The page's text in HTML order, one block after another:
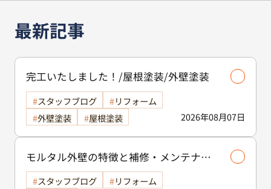
最新記事
完工いたしました！/屋根塗装/外壁塗装
2026年08月07日
スタッフブログ
リフォーム
外壁塗装
屋根塗装
モルタル外壁の特徴と補修・メンテナン
ス方法を徹底解説！/外壁塗装
スタッフブログ
リフォーム